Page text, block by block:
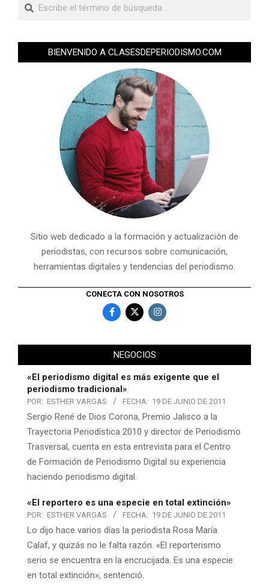
BIENVENIDO A CLASESDEPERIODISMO.COM
Sitio web dedicado a la formación y actualización de
periodistas, con recursos sobre comunicación,
herramientas digitales y tendencias del periodismo.
CONECTA CON NOSOTROS
NEGOCIOS
«El periodismo digital es más exigente que el
periodismo tradicional»
POR: ESTHER VARGAS FECHA: 19 DE JUNIO DE 2011
Sergio René de Dios Corona, Premio Jalisco a la
Trayectoria Periodística 2010 y director de Periodismo
Trasversal, cuenta en esta entrevista para el Centro
de Formación de Periodismo Digital su experiencia
haciendo periodismo digital.
«El reportero es una especie en total extinción»
POR: ESTHER VARGAS FECHA: 19 DE JUNIO DE 2011
Lo dijo hace varios días la periodista Rosa María
Calaf, y quizás no le falta razón. «El reporterismo
serio se encuentra en la encrucijada. Es una especie
en total extinción», sentenció.